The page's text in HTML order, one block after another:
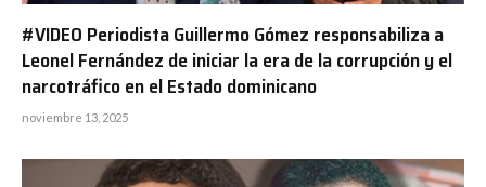
#VIDEO Periodista Guillermo Gómez responsabiliza a
Leonel Fernández de iniciar la era de la corrupción y el
narcotráfico en el Estado dominicano
noviembre 13, 2025